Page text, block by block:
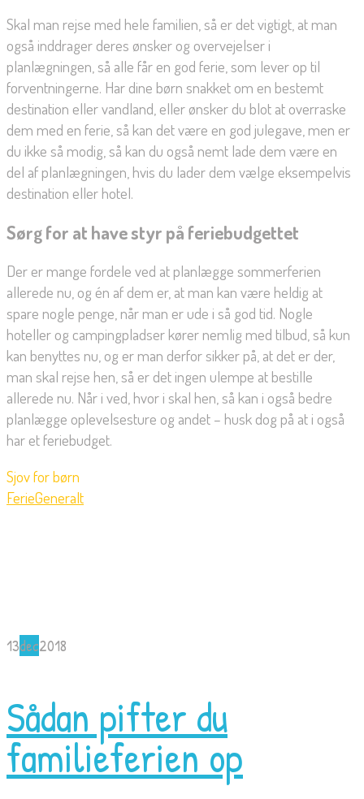
Skal man rejse med hele familien, så er det vigtigt, at man
også inddrager deres ønsker og overvejelser i
planlægningen, så alle får en god ferie, som lever op til
forventningerne. Har dine børn snakket om en bestemt
destination eller vandland, eller ønsker du blot at overraske
dem med en ferie, så kan det være en god julegave, men er
du ikke så modig, så kan du også nemt lade dem være en
del af planlægningen, hvis du lader dem vælge eksempelvis
destination eller hotel.
Sørg for at have styr på feriebudgettet
Der er mange fordele ved at planlægge sommerferien
allerede nu, og én af dem er, at man kan være heldig at
spare nogle penge, når man er ude i så god tid. Nogle
hoteller og campingpladser kører nemlig med tilbud, så kun
kan benyttes nu, og er man derfor sikker på, at det er der,
man skal rejse hen, så er det ingen ulempe at bestille
allerede nu. Når i ved, hvor i skal hen, så kan i også bedre
planlægge oplevelsesture og andet – husk dog på at i også
har et feriebudget.
Sjov for børn
FerieGeneralt
13dec2018
Sådan pifter du
familieferien op